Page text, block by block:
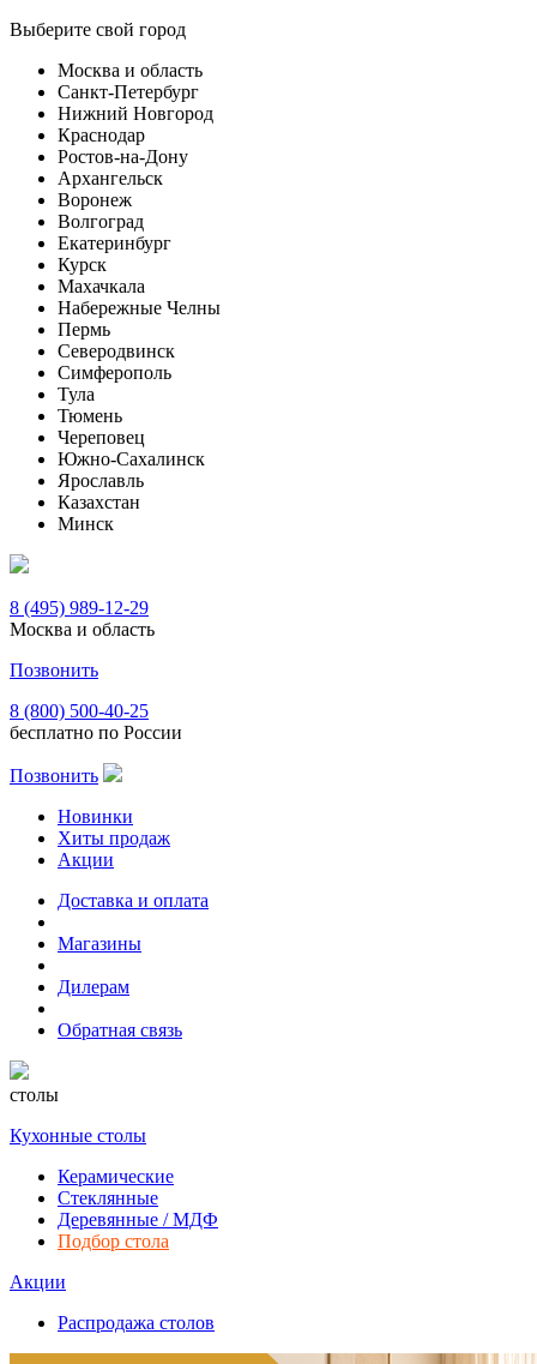
Выберите свой город
Москва и область
Санкт-Петербург
Нижний Новгород
Краснодар
Ростов-на-Дону
Архангельск
Воронеж
Волгоград
Екатеринбург
Курск
Махачкала
Набережные Челны
Пермь
Северодвинск
Симферополь
Тула
Тюмень
Череповец
Южно-Сахалинск
Ярославль
Казахстан
Минск
8 (495) 989-12-29
Москва и область
Позвонить
8 (800) 500-40-25
бесплатно по России
Позвонить
Новинки
Хиты продаж
Акции
Доставка и оплата
Магазины
Дилерам
Обратная связь
столы
Кухонные столы
Керамические
Стеклянные
Деревянные / МДФ
Подбор стола
Акции
Распродажа столов